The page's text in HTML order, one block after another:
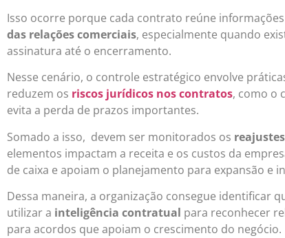
Isso ocorre porque cada contrato reúne informações
das relações comerciais, especialmente quando
assinatura até o encerramento.
Nesse cenário, o controle estratégico envolve
reduzem os riscos jurídicos nos contratos, como o
evita a perda de prazos importantes.
Somado a isso, devem ser monitorados os
elementos impactam a receita e os custos da
de caixa e apoiam o planejamento para expansão e
Dessa maneira, a organização consegue identificar
utilizar a inteligência contratual para reconhecer
para acordos que apoiam o crescimento do negócio.